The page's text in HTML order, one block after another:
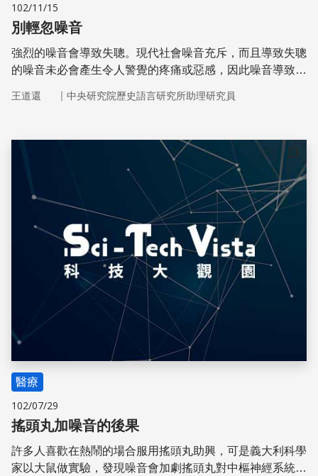
102/11/15
別輕忽噪音
強烈的噪音會導致失聰。現代社會噪音充斥，而且導致失聰
的噪音未必會產生令人警覺的疼痛或惡感，因此噪音導致的
王道還 ｜ 中央研究院歷史語言研究所助理研究員
儲存
醫療
102/07/29
搖頭丸加噪音的後果
許多人喜歡在熱鬧的場合服用搖頭丸助興，可是義大利科學
家以大鼠做實驗，發現噪音會加劇搖頭丸對中樞神經系統的